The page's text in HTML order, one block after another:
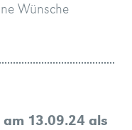
Wünsche
13.09.24 als